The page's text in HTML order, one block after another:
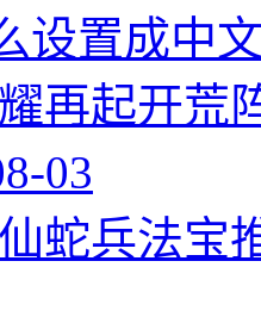
设置成中
再起开荒
03
蛇兵法宝